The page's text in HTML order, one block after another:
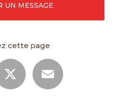
UN MESSAGE
cette page